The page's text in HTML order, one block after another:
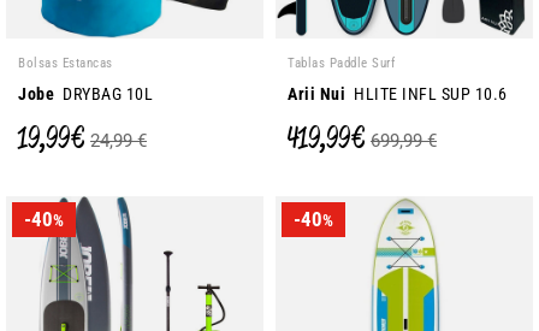
Bolsas Estancas
Jobe DRYBAG 10L
19,99 € 24,99 €
Tablas Paddle Surf
Arii Nui HLITE INFL SUP 10.6
419,99 € 699,99 €
-40% -40%